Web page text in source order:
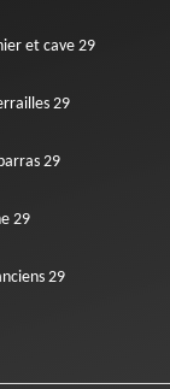
et cave 29
29
29
29
29